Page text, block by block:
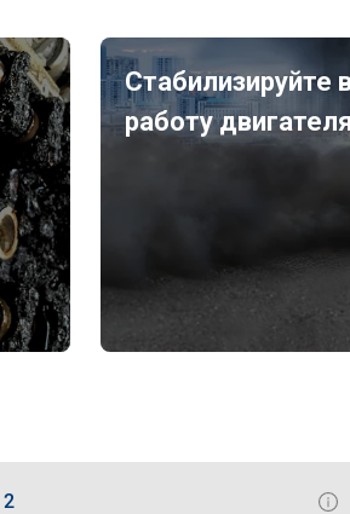
Стабилизируйте
работу